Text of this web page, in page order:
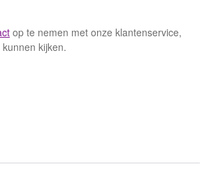
op te nemen met onze klantenservice,
kijken.